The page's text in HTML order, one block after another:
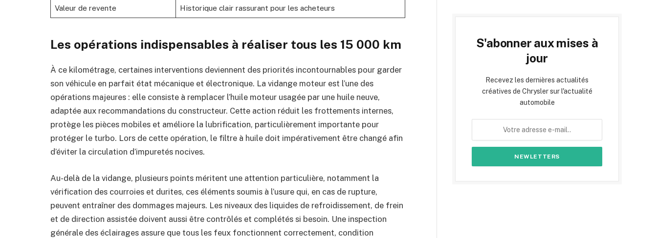
Valeur de revente Historique clair rassurant pour les acheteurs
Les opérations indispensables à réaliser tous les 15 000 km
À ce kilométrage, certaines interventions deviennent des priorités incontournables pour garder
son véhicule en parfait état mécanique et électronique. La vidange moteur est l’une des
opérations majeures : elle consiste à remplacer l’huile moteur usagée par une huile neuve,
adaptée aux recommandations du constructeur. Cette action réduit les frottements internes,
protège les pièces mobiles et améliore la lubrification, particulièrement importante pour
protéger le turbo. Lors de cette opération, le filtre à huile doit impérativement être changé afin
d’éviter la circulation d’impuretés nocives.
Au-delà de la vidange, plusieurs points méritent une attention particulière, notamment la
vérification des courroies et durites, ces éléments soumis à l’usure qui, en cas de rupture,
peuvent entraîner des dommages majeurs. Les niveaux des liquides de refroidissement, de frein
et de direction assistée doivent aussi être contrôlés et complétés si besoin. Une inspection
générale des éclairages assure que tous les feux fonctionnent correctement, condition
S'abonner aux mises à
jour
Recevez les dernières actualités
créatives de Chrysler sur l'actualité
automobile